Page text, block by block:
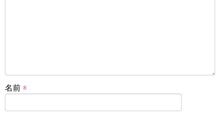
名前 ※